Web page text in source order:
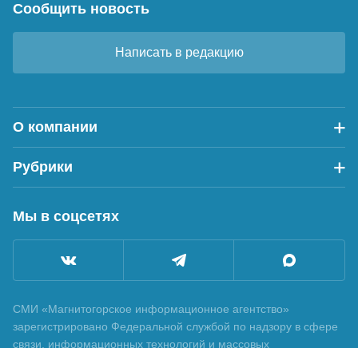
Сообщить новость
Написать в редакцию
О компании
Рубрики
Мы в соцсетях
СМИ «Магнитогорское информационное агентство»
зарегистрировано Федеральной службой по надзору в сфере
связи, информационных технологий и массовых